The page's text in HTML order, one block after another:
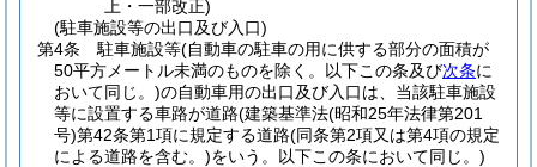
上・一部改正)
(駐車施設等の出口及び入口)
第4条
駐車施設等(自動車の駐車の用に供する部分の面積が
50平方メートル未満のものを除く。以下この条及び次条に
おいて同じ。)の自動車用の出口及び入口は、当該駐車施設
等に設置する車路が道路(建築基準法(昭和25年法律第201
号)第42条第1項に規定する道路(同条第2項又は第4項の規定
による道路を含む。)をいう。以下この条において同じ。)